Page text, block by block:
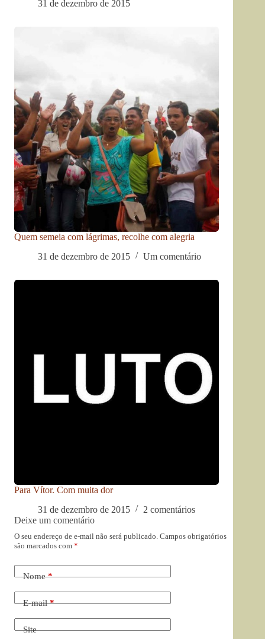
31 de dezembro de 2015
Quem semeia com lágrimas, recolhe com alegria
31 de dezembro de 2015
Um comentário
Para Vítor. Com muita dor
31 de dezembro de 2015
2 comentários
Deixe um comentário
O seu endereço de e-mail não será publicado. Campos obrigatórios
são marcados com *
Nome*
E-mail*
Site